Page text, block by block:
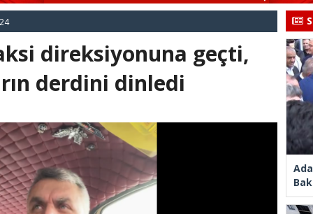
direksiyonuna geçti,
derdini dinledi